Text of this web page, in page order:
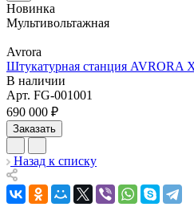
Новинка
Мультивольтажная
Avrora
Штукатурная станция AVRORA
В наличии
Арт. FG-001001
690 000 ₽
Заказать
Назад к списку